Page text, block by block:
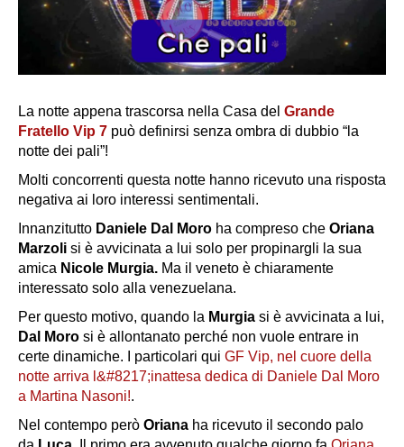
La notte appena trascorsa nella Casa del Grande
Fratello Vip 7 può definirsi senza ombra di dubbio “la
notte dei pali”!
Molti concorrenti questa notte hanno ricevuto una risposta
negativa ai loro interessi sentimentali.
Innanzitutto Daniele Dal Moro ha compreso che Oriana
Marzoli si è avvicinata a lui solo per propinargli la sua
amica Nicole Murgia. Ma il veneto è chiaramente
interessato solo alla venezuelana.
Per questo motivo, quando la Murgia si è avvicinata a lui,
Dal Moro si è allontanato perché non vuole entrare in
certe dinamiche. I particolari qui GF Vip, nel cuore della
notte arriva l&#8217;inattesa dedica di Daniele Dal Moro
a Martina Nasoni!.
Nel contempo però Oriana ha ricevuto il secondo palo